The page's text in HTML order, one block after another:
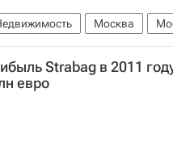
Москва
"Восток" делового
Strabag в 2011
евро